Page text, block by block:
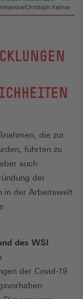
Christoph Kellner
die zur
führten zu
auch
der
in der Arbeitswelt
des WSI
der Covid-19